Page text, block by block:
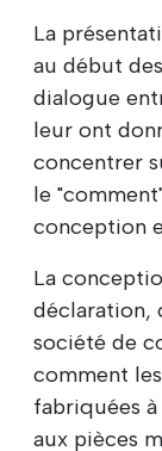
La
au début
dialogue
leur ont
concentrer
le
conception
La
déclaration,
société de
comment
fabriquées
aux pièces